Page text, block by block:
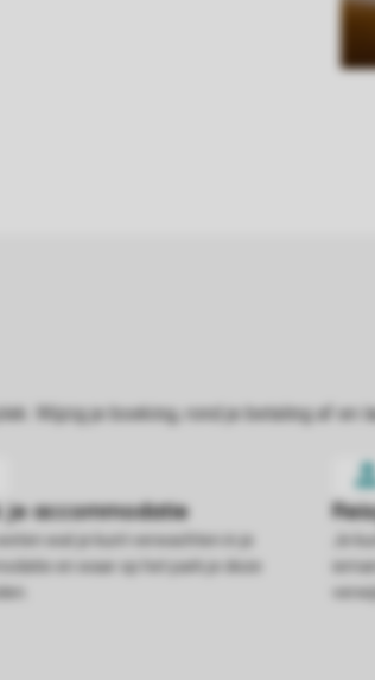
wat je kunt verwachten in je
en waar op het park je deze
Je